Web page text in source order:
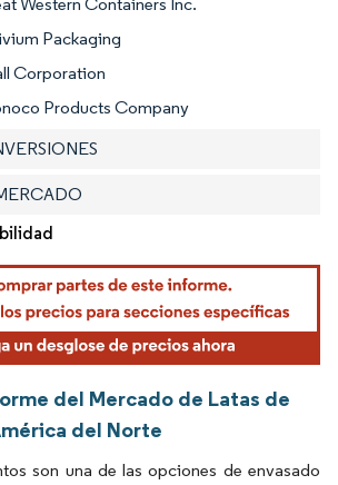
Packaging
Corporation
Products Company
del Mercado de Latas de
del Norte
son una de las opciones de envasado